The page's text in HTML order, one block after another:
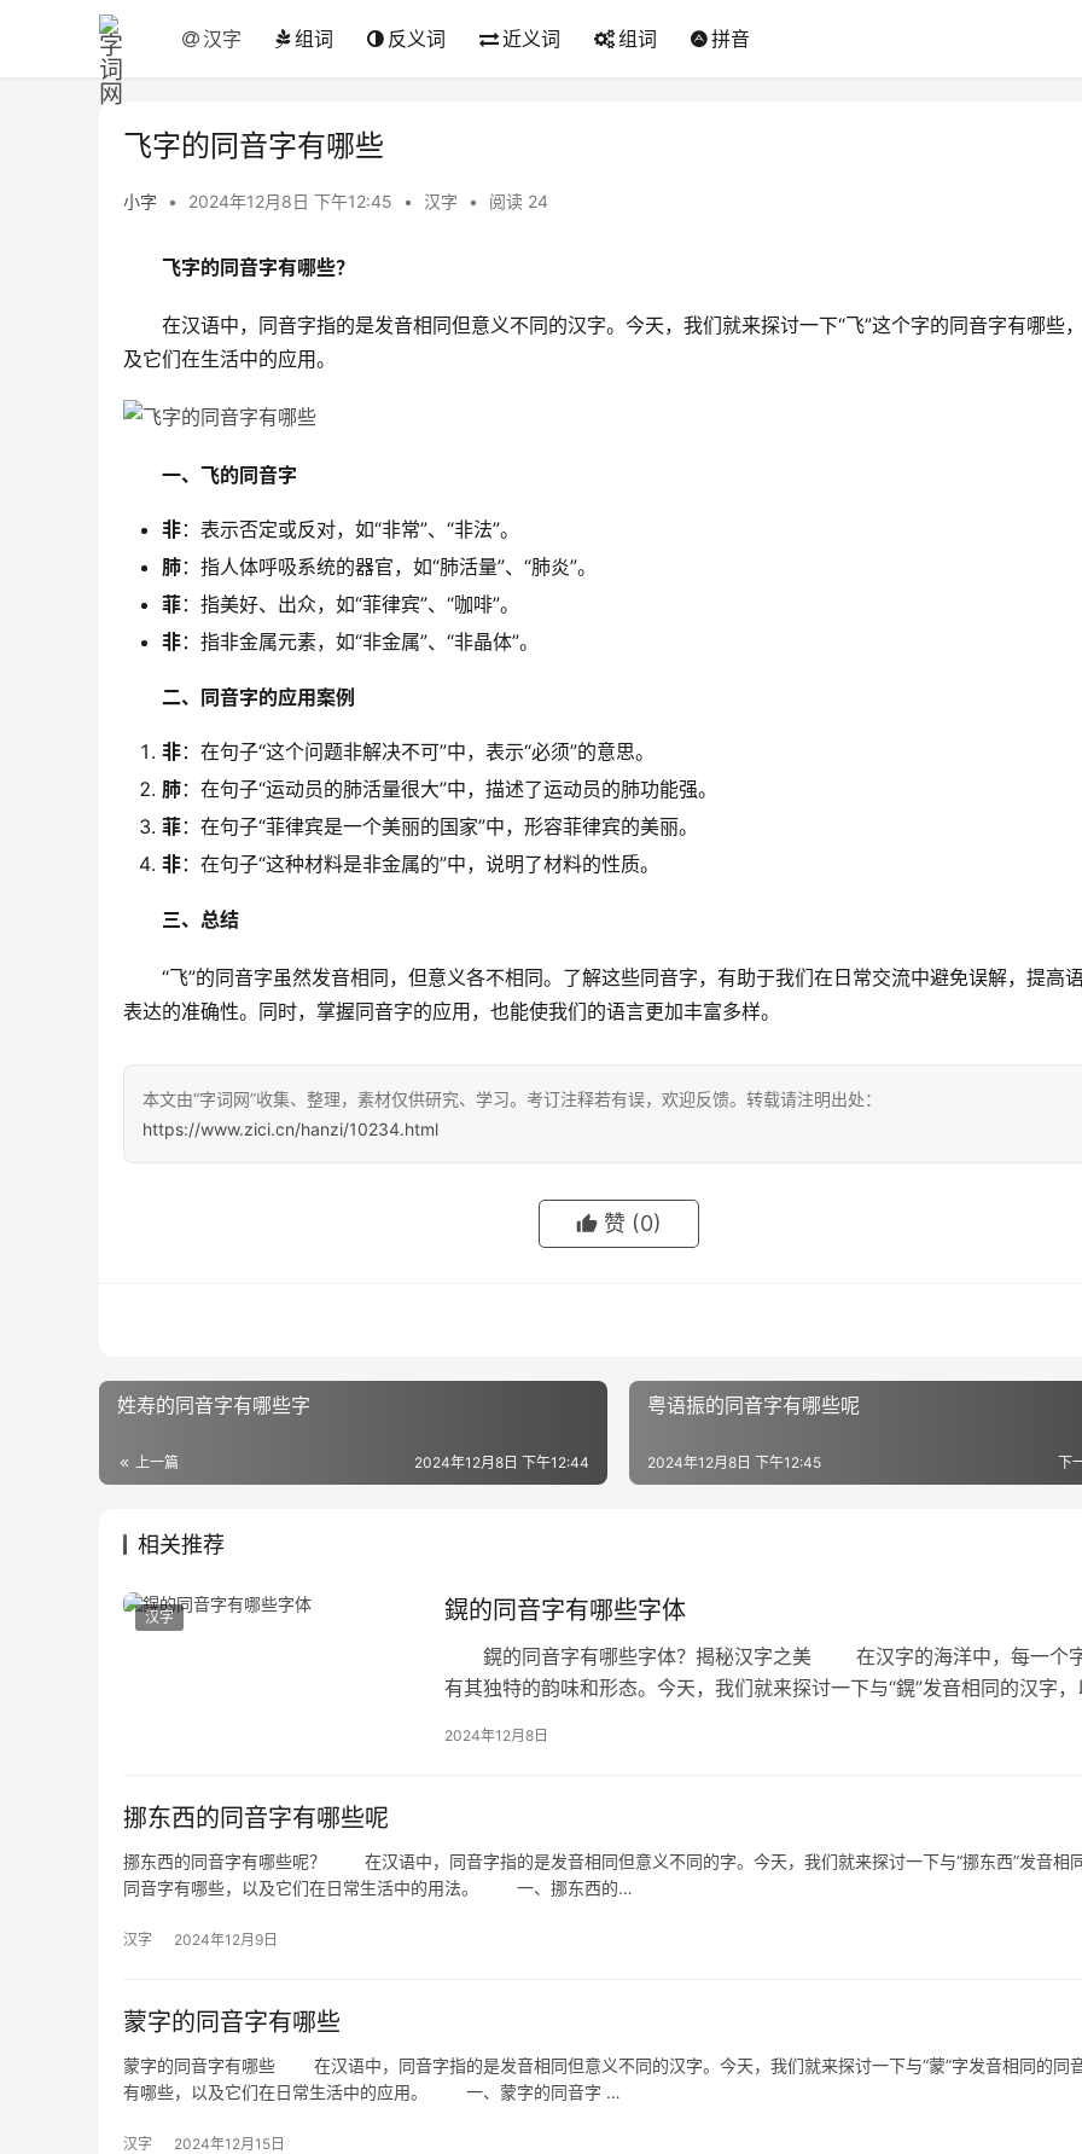
汉字 组词 反义词 近义词 组词 拼音
飞字的同音字有哪些
小字 • 2024年12月8日 下午12:45 • 汉字 • 阅读 24
飞字的同音字有哪些？
在汉语中，同音字指的是发音相同但意义不同的汉字。今天，我们就来探讨一下“飞”这个字的同音字有哪些
及它们在生活中的应用。
一、飞的同音字
非：表示否定或反对，如“非常”、“非法”。
肺：指人体呼吸系统的器官，如“肺活量”、“肺炎”。
菲：指美好、出众，如“菲律宾”、“咖啡”。
非：指非金属元素，如“非金属”、“非晶体”。
二、同音字的应用案例
非：在句子“这个问题非解决不可”中，表示“必须”的意思。
肺：在句子“运动员的肺活量很大”中，描述了运动员的肺功能强。
菲：在句子“菲律宾是一个美丽的国家”中，形容菲律宾的美丽。
非：在句子“这种材料是非金属的”中，说明了材料的性质。
三、总结
“飞”的同音字虽然发音相同，但意义各不相同。了解这些同音字，有助于我们在日常交流中避免误解，提高
表达的准确性。同时，掌握同音字的应用，也能使我们的语言更加丰富多样。
本文由“字词网”收集、整理，素材仅供研究、学习。考订注释若有误，欢迎反馈。转载请注明出处：
https://www.zici.cn/hanzi/10234.html
赞 (0)
姓寿的同音字有哪些字
上一篇 2024年12月8日 下午12:44
粤语振的同音字有哪些呢
下
2024年12月8日 下午12:45
相关推荐
汉字 鎤的同音字有哪些字体
鎤的同音字有哪些字体？揭秘汉字之美 在汉字的海洋中，每一个
有其独特的韵味和形态。今天，我们就来探讨一下与“鎤”发音相同的汉字，
2024年12月8日
挪东西的同音字有哪些呢
挪东西的同音字有哪些呢？ 在汉语中，同音字指的是发音相同但意义不同的字。今天，我们就来探讨一下与“挪东西”发音相
同音字有哪些，以及它们在日常生活中的用法。 一、挪东西的…
汉字 2024年12月9日
蒙字的同音字有哪些
蒙字的同音字有哪些 在汉语中，同音字指的是发音相同但意义不同的汉字。今天，我们就来探讨一下与“蒙”字发音相同的同
有哪些，以及它们在日常生活中的应用。 一、蒙字的同音字 …
汉字 2024年12月15日